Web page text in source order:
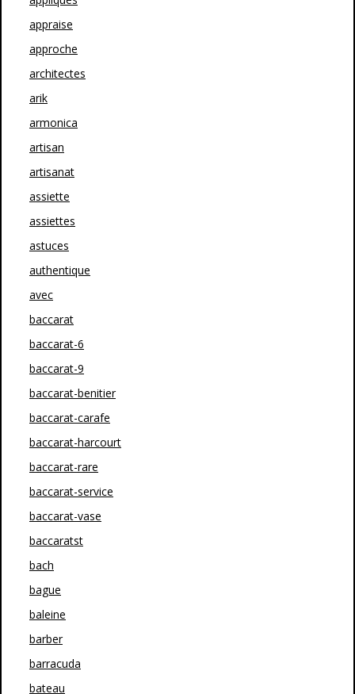
appraise
approche
architectes
arik
armonica
artisan
artisanat
assiette
assiettes
astuces
authentique
avec
baccarat
baccarat-6
baccarat-9
baccarat-benitier
baccarat-carafe
baccarat-harcourt
baccarat-rare
baccarat-service
baccarat-vase
baccaratst
bach
bague
baleine
barber
barracuda
bateau